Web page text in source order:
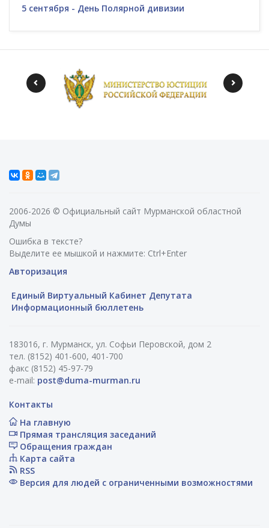
5 сентября - День Полярной дивизии
2006-2026 © Официальный сайт Мурманской областной
Думы
Ошибка в тексте?
Выделите ее мышкой и нажмите: Ctrl+Enter
Авторизация
Единый Виртуальный Кабинет Депутата
Информационный бюллетень
183016, г. Мурманск, ул. Софьи Перовской, дом 2
тел. (8152) 401-600, 401-700
факс (8152) 45-97-79
e-mail: post@duma-murman.ru
Контакты
На главную
Прямая трансляция заседаний
Обращения граждан
Карта сайта
RSS
Версия для людей с ограниченными возможностями